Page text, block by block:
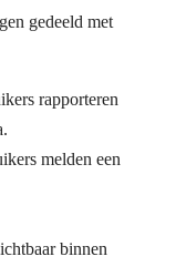
gedeeld met
rapporteren
melden een
binnen